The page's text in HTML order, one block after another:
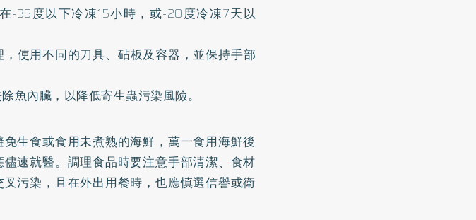
-35度以下冷凍15小時，或-20度冷凍7天以
使用不同的刀具、砧板及容器，並保持手部
魚內臟，以降低寄生蟲污染風險。
生食或食用未煮熟的海鮮，萬一食用海鮮後
速就醫。調理食品時要注意手部清潔、食材
污染，且在外出用餐時，也應慎選信譽或衛